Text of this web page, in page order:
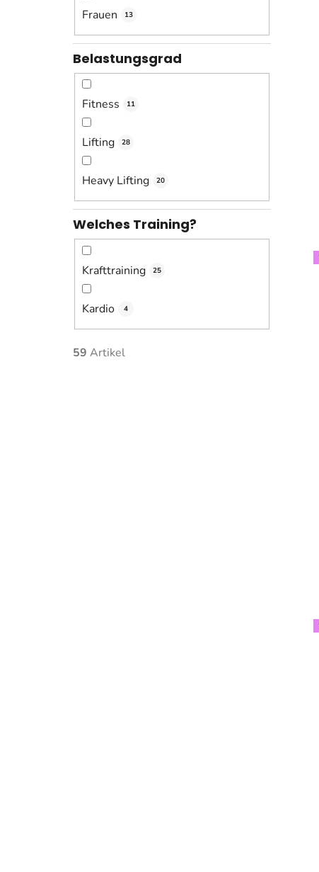
Frauen 13
Belastungsgrad
Fitness 11
Lifting 28
Heavy Lifting 20
Welches Training?
Krafttraining 25
Kardio 4
59 Artikel